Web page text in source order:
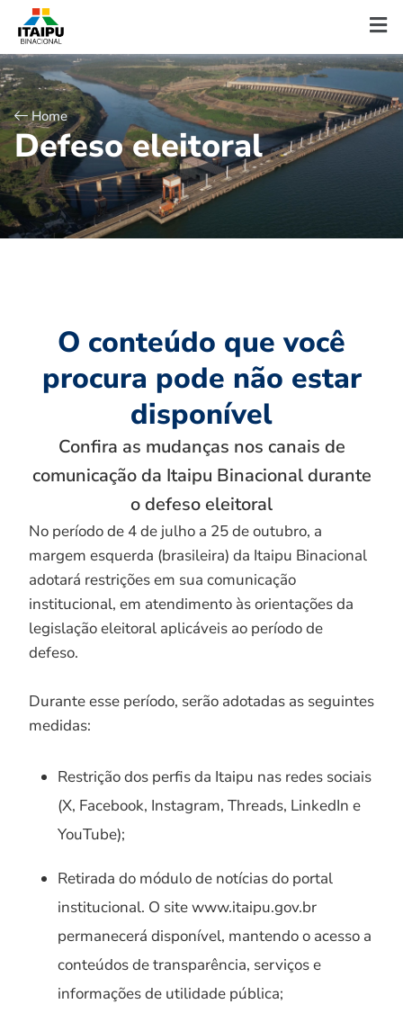
Home
Defeso eleitoral
O conteúdo que você
procura pode não estar
disponível
Confira as mudanças nos canais de
comunicação da Itaipu Binacional durante
o defeso eleitoral
No período de 4 de julho a 25 de outubro, a
margem esquerda (brasileira) da Itaipu Binacional
adotará restrições em sua comunicação
institucional, em atendimento às orientações da
legislação eleitoral aplicáveis ao período de
defeso.
Durante esse período, serão adotadas as seguintes
medidas:
Restrição dos perfis da Itaipu nas redes sociais
(X, Facebook, Instagram, Threads, LinkedIn e
YouTube);
Retirada do módulo de notícias do portal
institucional. O site www.itaipu.gov.br
permanecerá disponível, mantendo o acesso a
conteúdos de transparência, serviços e
informações de utilidade pública;